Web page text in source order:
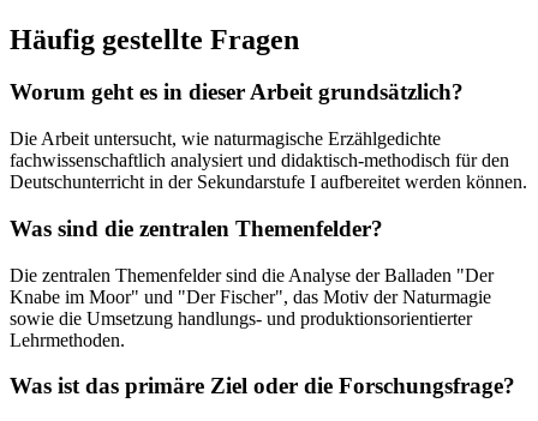
Häufig gestellte Fragen
Worum geht es in dieser Arbeit grundsätzlich?
Die Arbeit untersucht, wie naturmagische Erzählgedichte
fachwissenschaftlich analysiert und didaktisch-methodisch für den
Deutschunterricht in der Sekundarstufe I aufbereitet werden können.
Was sind die zentralen Themenfelder?
Die zentralen Themenfelder sind die Analyse der Balladen "Der
Knabe im Moor" und "Der Fischer", das Motiv der Naturmagie
sowie die Umsetzung handlungs- und produktionsorientierter
Lehrmethoden.
Was ist das primäre Ziel oder die Forschungsfrage?